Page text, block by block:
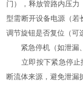
门），释放管路内压力
型需断开设备电源（若
调节旋钮是否复位（可
紧急停机（如泄漏、
立即按下紧急停止
断流体来源，避免泄漏